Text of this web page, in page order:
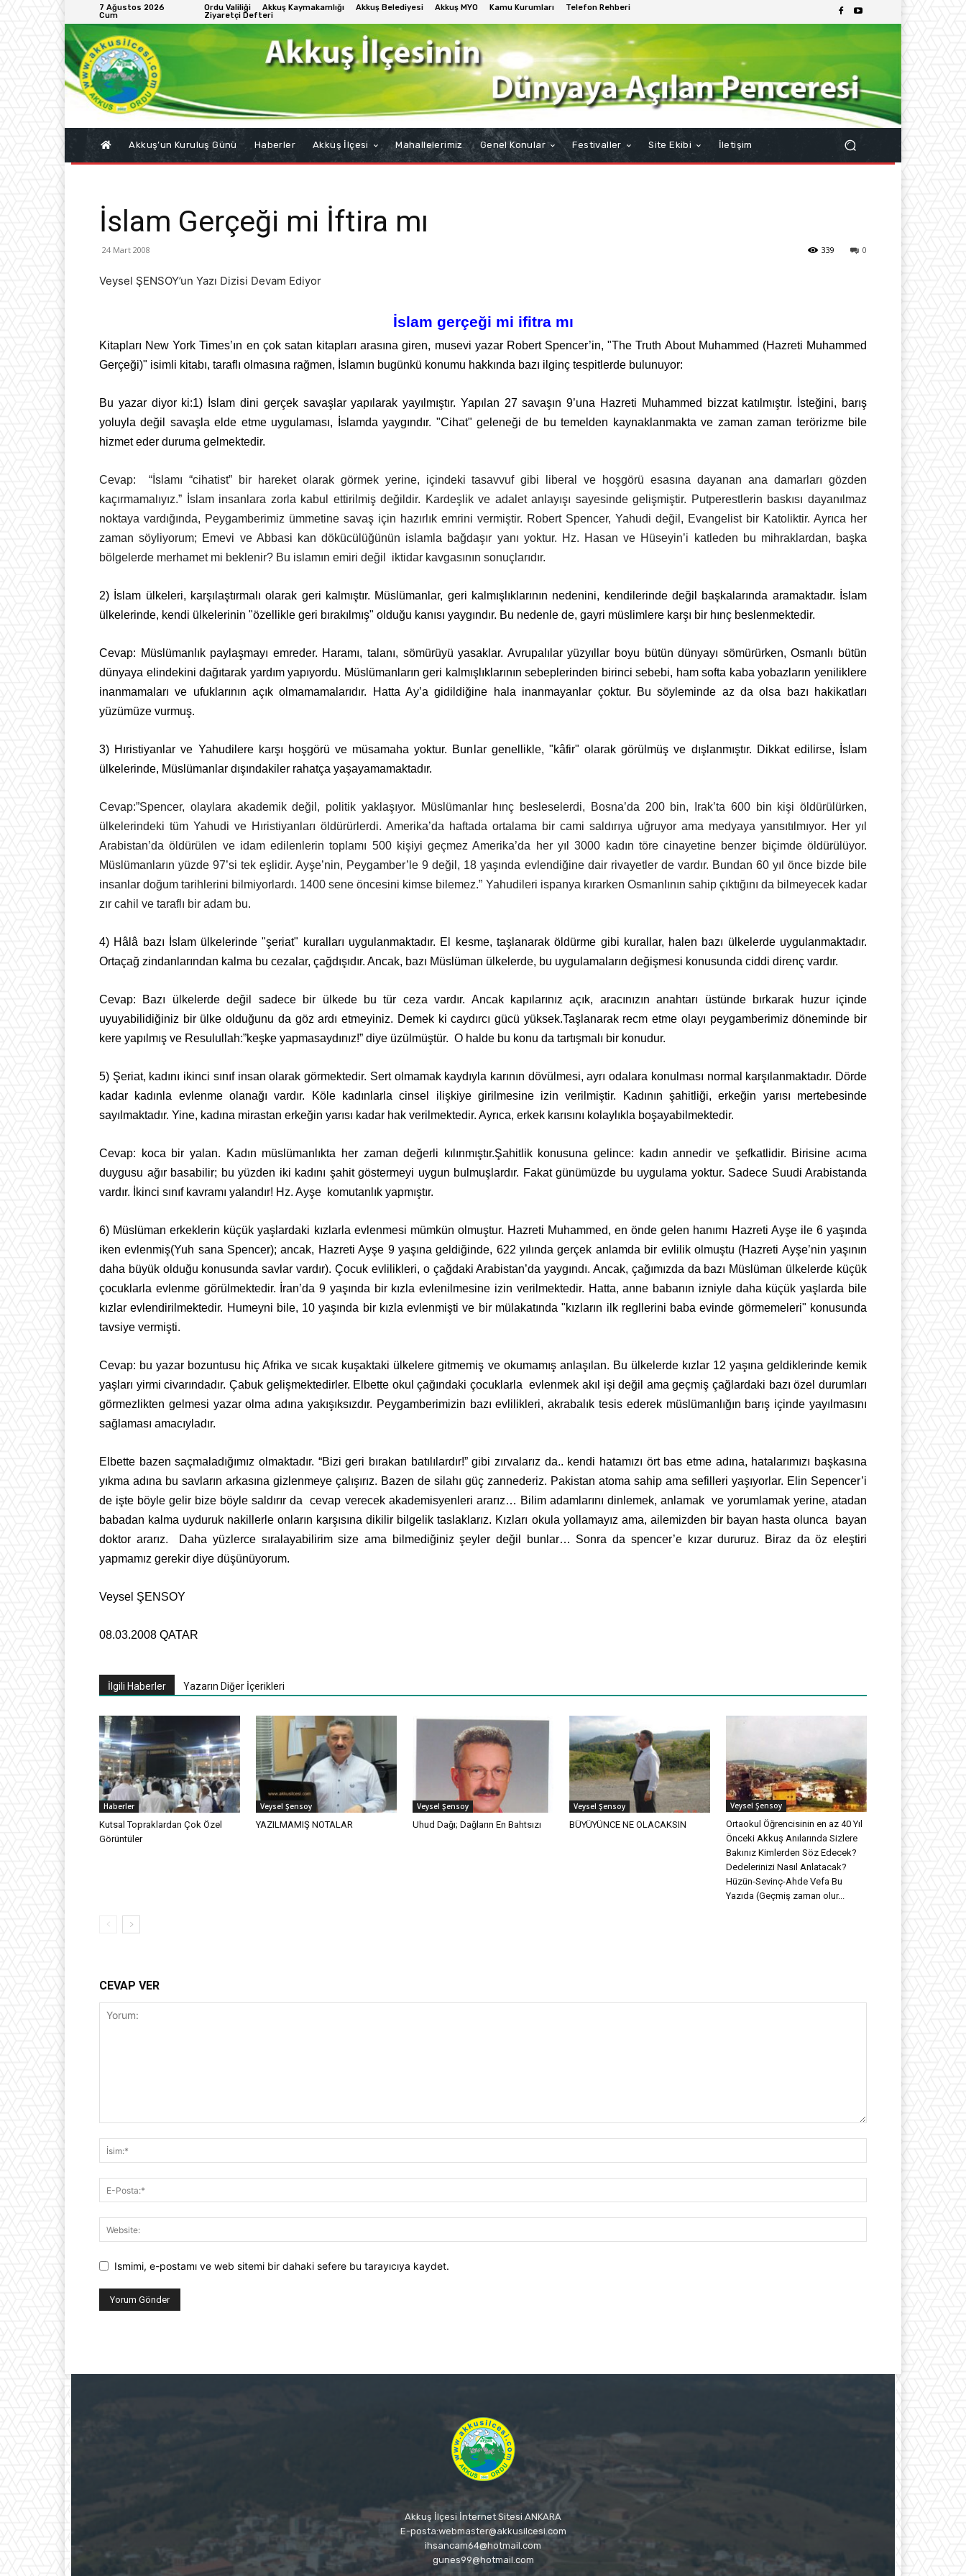
7 Ağustos 2026
Cum
Ordu Valiliği Akkuş Kaymakamlığı Akkuş Belediyesi Akkuş MYO Kamu Kurumları
Telefon Rehberi
Ziyaretçi Defteri
Akkuş’un Kuruluş Günü Haberler Akkuş İlçesi Mahallelerimiz Genel Konular Festivaller Site Ekibi İletişim
İslam Gerçeği mi İftira mı
24 Mart 2008 0
339
Veysel ŞENSOY’un Yazı Dizisi Devam Ediyor
İslam gerçeği mi ifitra mı
Kitapları New York Times’ın en çok satan kitapları arasına giren, musevi yazar Robert Spencer’in, "The Truth About Muhammed (Hazreti Muhammed
Gerçeği)" isimli kitabı, taraflı olmasına rağmen, İslamın bugünkü konumu hakkında bazı ilginç tespitlerde bulunuyor:
Bu yazar diyor ki:1) İslam dini gerçek savaşlar yapılarak yayılmıştır. Yapılan 27 savaşın 9’una Hazreti Muhammed bizzat katılmıştır. İsteğini, barış
yoluyla değil savaşla elde etme uygulaması, İslamda yaygındır. "Cihat" geleneği de bu temelden kaynaklanmakta ve zaman zaman terörizme bile
hizmet eder duruma gelmektedir.
Cevap: “İslamı “cihatist” bir hareket olarak görmek yerine, içindeki tasavvuf gibi liberal ve hoşgörü esasına dayanan ana damarları gözden
kaçırmamalıyız.” İslam insanlara zorla kabul ettirilmiş değildir. Kardeşlik ve adalet anlayışı sayesinde gelişmiştir. Putperestlerin baskısı dayanılmaz
noktaya vardığında, Peygamberimiz ümmetine savaş için hazırlık emrini vermiştir. Robert Spencer, Yahudi değil, Evangelist bir Katoliktir. Ayrıca her
zaman söyliyorum; Emevi ve Abbasi kan dökücülüğünün islamla bağdaşır yanı yoktur. Hz. Hasan ve Hüseyin’i katleden bu mihraklardan, başka
bölgelerde merhamet mi beklenir? Bu islamın emiri değil
iktidar kavgasının sonuçlarıdır.
2) İslam ülkeleri, karşılaştırmalı olarak geri kalmıştır. Müslümanlar, geri kalmışlıklarının nedenini, kendilerinde değil başkalarında aramaktadır. İslam
ülkelerinde, kendi ülkelerinin "özellikle geri bırakılmış" olduğu kanısı yaygındır. Bu nedenle de, gayri müslimlere karşı bir hınç beslenmektedir.
Cevap: Müslümanlık paylaşmayı emreder. Haramı, talanı, sömürüyü yasaklar. Avrupalılar yüzyıllar boyu bütün dünyayı sömürürken, Osmanlı bütün
dünyaya elindekini dağıtarak yardım yapıyordu. Müslümanların geri kalmışlıklarının sebeplerinden birinci sebebi, ham softa kaba yobazların yeniliklere
inanmamaları ve ufuklarının açık olmamamalarıdır. Hatta Ay’a gidildiğine hala inanmayanlar çoktur. Bu söyleminde az da olsa bazı hakikatları
yüzümüze vurmuş.
3) Hıristiyanlar ve Yahudilere karşı hoşgörü ve müsamaha yoktur. Bunlar genellikle, "kâfir" olarak görülmüş ve dışlanmıştır. Dikkat edilirse, İslam
ülkelerinde, Müslümanlar dışındakiler rahatça yaşayamamaktadır.
Cevap:”Spencer, olaylara akademik değil, politik yaklaşıyor. Müslümanlar hınç besleselerdi, Bosna’da 200 bin, Irak’ta 600 bin kişi öldürülürken,
ülkelerindeki tüm Yahudi ve Hıristiyanları öldürürlerdi. Amerika’da haftada ortalama bir cami saldırıya uğruyor ama medyaya yansıtılmıyor. Her yıl
Arabistan’da öldürülen ve idam edilenlerin toplamı 500 kişiyi geçmez Amerika’da her yıl 3000 kadın töre cinayetine benzer biçimde öldürülüyor.
Müslümanların yüzde 97’si tek eşlidir. Ayşe’nin, Peygamber’le 9 değil, 18 yaşında evlendiğine dair rivayetler de vardır. Bundan 60 yıl önce bizde bile
insanlar doğum tarihlerini bilmiyorlardı. 1400 sene öncesini kimse bilemez.” Yahudileri ispanya kırarken Osmanlının sahip çıktığını da bilmeyecek kadar
zır cahil ve taraflı bir adam bu.
4) Hâlâ bazı İslam ülkelerinde "şeriat" kuralları uygulanmaktadır. El kesme, taşlanarak öldürme gibi kurallar, halen bazı ülkelerde uygulanmaktadır.
Ortaçağ zindanlarından kalma bu cezalar, çağdışıdır. Ancak, bazı Müslüman ülkelerde, bu uygulamaların değişmesi konusunda ciddi direnç vardır.
Cevap: Bazı ülkelerde değil sadece bir ülkede bu tür ceza vardır. Ancak kapılarınız açık, aracınızın anahtarı üstünde bırkarak huzur içinde
uyuyabilidiğiniz bir ülke olduğunu da göz ardı etmeyiniz. Demek ki caydırcı gücü yüksek.Taşlanarak recm etme olayı peygamberimiz döneminde bir
kere yapılmış ve Resulullah:”keşke yapmasaydınız!” diye üzülmüştür. O halde bu konu da tartışmalı bir konudur.
5) Şeriat, kadını ikinci sınıf insan olarak görmektedir. Sert olmamak kaydıyla karının dövülmesi, ayrı odalara konulması normal karşılanmaktadır. Dörde
kadar kadınla evlenme olanağı vardır. Köle kadınlarla cinsel ilişkiye girilmesine izin verilmiştir. Kadının şahitliği, erkeğin yarısı mertebesinde
sayılmaktadır. Yine, kadına mirastan erkeğin yarısı kadar hak verilmektedir. Ayrıca, erkek karısını kolaylıkla boşayabilmektedir.
Cevap: koca bir yalan. Kadın müslümanlıkta her zaman değerli kılınmıştır.Şahitlik konusuna gelince: kadın annedir ve şefkatlidir. Birisine acıma
duygusu ağır basabilir; bu yüzden iki kadını şahit göstermeyi uygun bulmuşlardır. Fakat günümüzde bu uygulama yoktur. Sadece Suudi Arabistanda
vardır. İkinci sınıf kavramı yalandır! Hz. Ayşe komutanlık yapmıştır.
6) Müslüman erkeklerin küçük yaşlardaki kızlarla evlenmesi mümkün olmuştur. Hazreti Muhammed, en önde gelen hanımı Hazreti Ayşe ile 6 yaşında
iken evlenmiş(Yuh sana Spencer); ancak, Hazreti Ayşe 9 yaşına geldiğinde, 622 yılında gerçek anlamda bir evlilik olmuştu (Hazreti Ayşe’nin yaşının
daha büyük olduğu konusunda savlar vardır). Çocuk evlilikleri, o çağdaki Arabistan’da yaygındı. Ancak, çağımızda da bazı Müslüman ülkelerde küçük
çocuklarla evlenme görülmektedir. İran’da 9 yaşında bir kızla evlenilmesine izin verilmektedir. Hatta, anne babanın izniyle daha küçük yaşlarda bile
kızlar evlendirilmektedir. Humeyni bile, 10 yaşında bir kızla evlenmişti ve bir mülakatında "kızların ilk regllerini baba evinde görmemeleri" konusunda
tavsiye vermişti.
Cevap: bu yazar bozuntusu hiç Afrika ve sıcak kuşaktaki ülkelere gitmemiş ve okumamış anlaşılan. Bu ülkelerde kızlar 12 yaşına geldiklerinde kemik
yaşları yirmi civarındadır. Çabuk gelişmektedirler. Elbette okul çağındaki çocuklarla
evlenmek akıl işi değil ama geçmiş çağlardaki bazı özel durumları
görmezlikten gelmesi yazar olma adına yakışıksızdır. Peygamberimizin bazı evlilikleri, akrabalık tesis ederek müslümanlığın barış içinde yayılmasını
sağlaması amacıyladır.
Elbette bazen saçmaladığımız olmaktadır. “Bizi geri bırakan batılılardır!” gibi zırvalarız da.. kendi hatamızı ört bas etme adına, hatalarımızı başkasına
yıkma adına bu savların arkasına gizlenmeye çalışırız. Bazen de silahı güç zannederiz. Pakistan atoma sahip ama sefilleri yaşıyorlar. Elin Sepencer’i
de işte böyle gelir bize böyle saldırır da
cevap verecek akademisyenleri ararız… Bilim adamlarını dinlemek, anlamak ve yorumlamak yerine, atadan
babadan kalma uyduruk nakillerle onların karşısına dikilir bilgelik taslaklarız. Kızları okula yollamayız ama, ailemizden bir bayan hasta olunca
bayan
doktor ararız.
Daha yüzlerce sıralayabilirim size ama bilmediğiniz şeyler değil bunlar… Sonra da spencer’e kızar dururuz. Biraz da öz eleştiri
yapmamız gerekir diye düşünüyorum.
Veysel ŞENSOY
08.03.2008 QATAR
İlgili Haberler Yazarın Diğer İçerikleri
Haberler
Kutsal Topraklardan Çok Özel
Görüntüler
Veysel Şensoy
YAZILMAMIŞ NOTALAR
Veysel Şensoy
Uhud Dağı; Dağların En Bahtsızı
Veysel Şensoy
BÜYÜYÜNCE NE OLACAKSIN
Veysel Şensoy
Ortaokul Öğrencisinin en az 40 Yıl
Önceki Akkuş Anılarında Sizlere
Bakınız Kimlerden Söz Edecek?
Dedelerinizi Nasıl Anlatacak?
Hüzün-Sevinç-Ahde Vefa Bu
Yazıda (Geçmiş zaman olur...
CEVAP VER
Ismimi, e-postamı ve web sitemi bir dahaki sefere bu tarayıcıya kaydet.
Akkuş İlçesi İnternet Sitesi ANKARA
E-posta:webmaster@akkusilcesi.com
ihsancam64@hotmail.com
gunes99@hotmail.com